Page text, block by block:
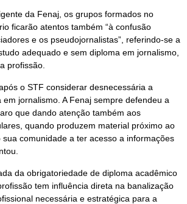
da Fenaj, os grupos formados no
ficarão atentos também “à confusão
e os pseudojornalistas”, referindo-se a
adequado e sem diploma em jornalismo,
profissão.
o STF considerar desnecessária a
jornalismo. A Fenaj sempre defendeu a
que dando atenção também aos
quando produzem material próximo ao
sua comunidade a ter acesso a informações
da obrigatoriedade de diploma acadêmico
tem influência direta na banalização
necessária e estratégica para a